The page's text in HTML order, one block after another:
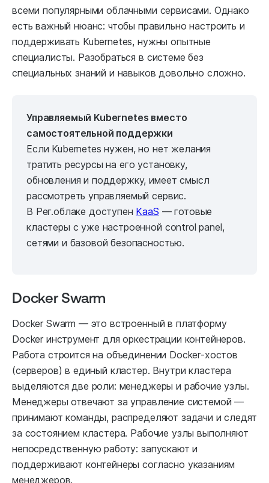
всеми популярными облачными сервисами. Однако
есть важный нюанс: чтобы правильно настроить и
поддерживать Kubernetes, нужны опытные
специалисты. Разобраться в системе без
специальных знаний и навыков довольно сложно.
Управляемый Kubernetes вместо
самостоятельной поддержки
Если Kubernetes нужен, но нет желания
тратить ресурсы на его установку,
обновления и поддержку, имеет смысл
рассмотреть управляемый сервис.
В Рег.облаке доступен KaaS — готовые
кластеры с уже настроенной control panel,
сетями и базовой безопасностью.
Docker Swarm
Docker Swarm — это встроенный в платформу
Docker инструмент для оркестрации контейнеров.
Работа строится на объединении Docker‑хостов
(серверов) в единый кластер. Внутри кластера
выделяются две роли: менеджеры и рабочие узлы.
Менеджеры отвечают за управление системой —
принимают команды, распределяют задачи и следят
за состоянием кластера. Рабочие узлы выполняют
непосредственную работу: запускают и
поддерживают контейнеры согласно указаниям
менеджеров.